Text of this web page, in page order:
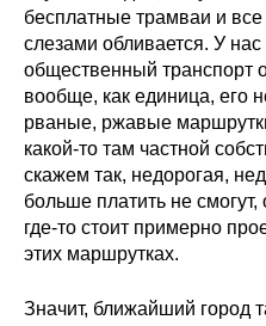
бесплатные трамваи и
слезами обливается. У
общественный транспорт
вообще, как единица, его
рваные, ржавые
какой-то там частной
скажем так, недорогая,
больше платить не
где-то стоит примерно
этих маршрутках.
Значит, ближайший город